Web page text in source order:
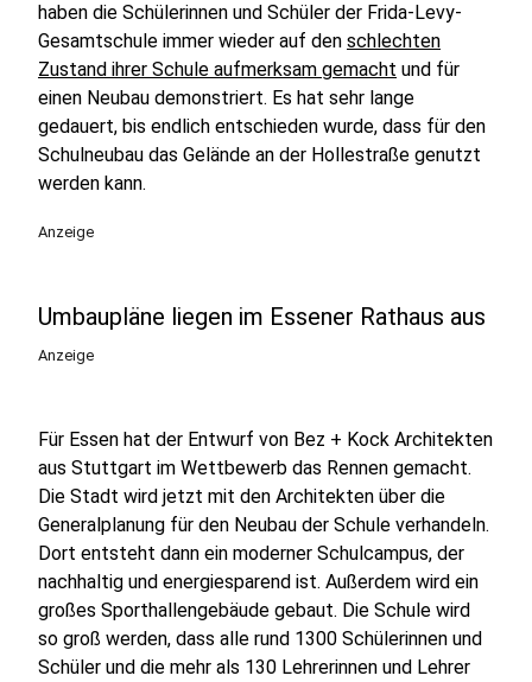
haben die Schülerinnen und Schüler der Frida-Levy-
Gesamtschule immer wieder auf den schlechten
Zustand ihrer Schule aufmerksam gemacht und für
einen Neubau demonstriert. Es hat sehr lange
gedauert, bis endlich entschieden wurde, dass für den
Schulneubau das Gelände an der Hollestraße genutzt
werden kann.
Anzeige
Umbaupläne liegen im Essener Rathaus aus
Anzeige
Für Essen hat der Entwurf von Bez + Kock Architekten
aus Stuttgart im Wettbewerb das Rennen gemacht.
Die Stadt wird jetzt mit den Architekten über die
Generalplanung für den Neubau der Schule verhandeln.
Dort entsteht dann ein moderner Schulcampus, der
nachhaltig und energiesparend ist. Außerdem wird ein
großes Sporthallengebäude gebaut. Die Schule wird
so groß werden, dass alle rund 1300 Schülerinnen und
Schüler und die mehr als 130 Lehrerinnen und Lehrer